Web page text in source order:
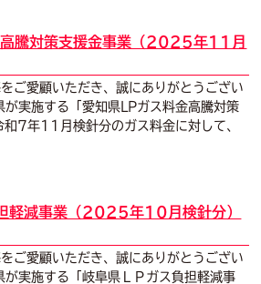
高騰対策支援金事業（2025年11月
ご愛顧いただき、誠にありがとうござい
実施する「愛知県LPガス料金高騰対策
和7年11月検針分のガス料金に対して、
軽減事業（2025年10月検針分）
ご愛顧いただき、誠にありがとうござい
実施する「岐阜県ＬＰガス負担軽減事